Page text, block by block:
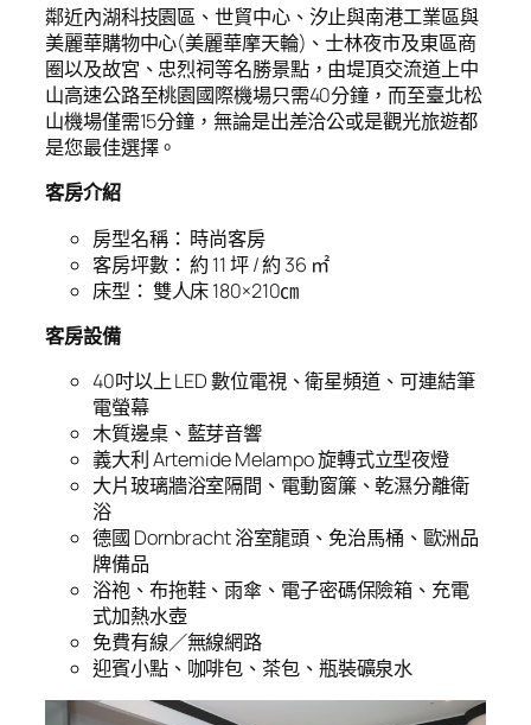
鄰近內湖科技園區、世貿中心、汐止與南港工業區與
美麗華購物中心(美麗華摩天輪)、士林夜市及東區商
圈以及故宮、忠烈祠等名勝景點，由堤頂交流道上中
山高速公路至桃園國際機場只需40分鐘，而至臺北松
山機場僅需15分鐘，無論是出差洽公或是觀光旅遊都
是您最佳選擇。
客房介紹
房型名稱： 時尚客房
客房坪數： 約 11 坪 / 約 36 ㎡
床型： 雙人床 180×210㎝
客房設備
40吋以上 LED 數位電視、衛星頻道、可連結筆
電螢幕
木質邊桌、藍芽音響
義大利 Artemide Melampo 旋轉式立型夜燈
大片玻璃牆浴室隔間、電動窗簾、乾濕分離衛
浴
德國 Dornbracht 浴室龍頭、免治馬桶、歐洲品
牌備品
浴袍、布拖鞋、雨傘、電子密碼保險箱、充電
式加熱水壺
免費有線／無線網路
迎賓小點、咖啡包、茶包、瓶裝礦泉水